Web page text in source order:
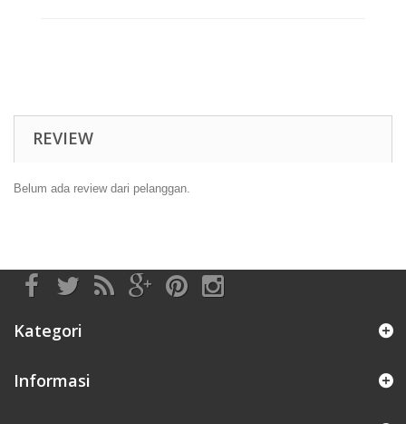
REVIEW
Belum ada review dari pelanggan.
Kategori
Informasi